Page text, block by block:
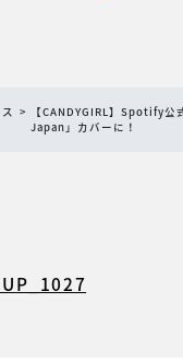
【CANDYGIRL】Spotify
Japan」カバーに！